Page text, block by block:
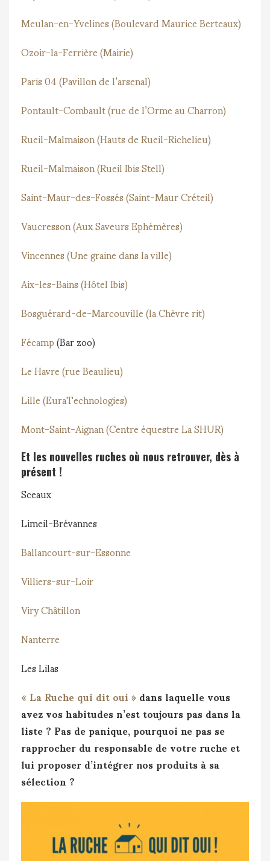
Meulan-en-Yvelines (Boulevard Maurice Berteaux)
Ozoir-la-Ferrière (Mairie)
Paris 04 (Pavillon de l’arsenal)
Pontault-Combault (rue de l’Orme au Charron)
Rueil-Malmaison (Hauts de Rueil-Richelieu)
Rueil-Malmaison (Rueil Ibis Stell)
Saint-Maur-des-Fossés (Saint-Maur Créteil)
Vaucresson (Aux Saveurs Ephémères)
Vincennes (Une graine dans la ville)
Aix-les-Bains (Hôtel Ibis)
Bosguérard-de-Marcouville (la Chèvre rit)
Fécamp(Bar zoo)
Le Havre (rue Beaulieu)
Lille (EuraTechnologies)
Mont-Saint-Aignan (Centre équestre La SHUR)
Et les nouvelles ruches où nous retrouver, dès à
présent !
Sceaux
Limeil-Brévannes
Ballancourt-sur-Essonne
Villiers-sur-Loir
Viry Châtillon
Nanterre
Les Lilas
« La Ruche qui dit oui »dans laquelle vous
avez vos habitudes n’est toujours pas dans la
liste ? Pas de panique, pourquoi ne pas se
rapprocher du responsable de votre ruche et
lui proposer d’intégrer nos produits à sa
sélection ?